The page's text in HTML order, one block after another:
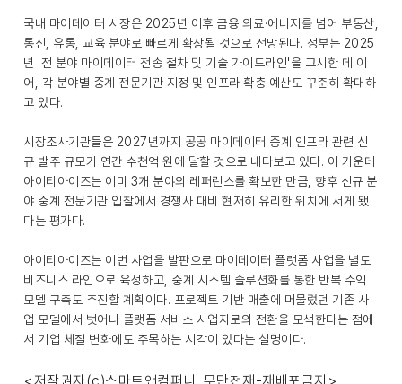
국내 마이데이터 시장은 2025년 이후 금융·의료·에너지를 넘어 부동산,
통신, 유통, 교육 분야로 빠르게 확장될 것으로 전망된다. 정부는 2025
년 '전 분야 마이데이터 전송 절차 및 기술 가이드라인'을 고시한 데 이
어, 각 분야별 중계 전문기관 지정 및 인프라 확충 예산도 꾸준히 확대하
고 있다.
시장조사기관들은 2027년까지 공공 마이데이터 중계 인프라 관련 신
규 발주 규모가 연간 수천억 원에 달할 것으로 내다보고 있다. 이 가운데
아이티아이즈는 이미 3개 분야의 레퍼런스를 확보한 만큼, 향후 신규 분
야 중계 전문기관 입찰에서 경쟁사 대비 현저히 유리한 위치에 서게 됐
다는 평가다.
아이티아이즈는 이번 사업을 발판으로 마이데이터 플랫폼 사업을 별도
비즈니스 라인으로 육성하고, 중계 시스템 솔루션화를 통한 반복 수익
모델 구축도 추진할 계획이다. 프로젝트 기반 매출에 머물렀던 기존 사
업 모델에서 벗어나 플랫폼 서비스 사업자로의 전환을 모색한다는 점에
서 기업 체질 변화에도 주목하는 시각이 있다는 설명이다.